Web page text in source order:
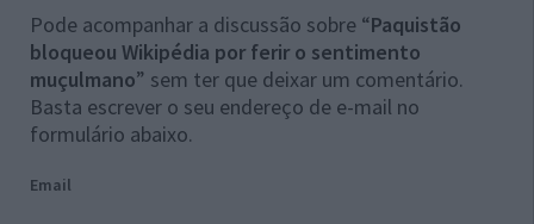
Pode acompanhar a discussão sobre “Paquistão
bloqueou Wikipédia por ferir o sentimento
muçulmano” sem ter que deixar um comentário.
Basta escrever o seu endereço de e-mail no
formulário abaixo.
Email